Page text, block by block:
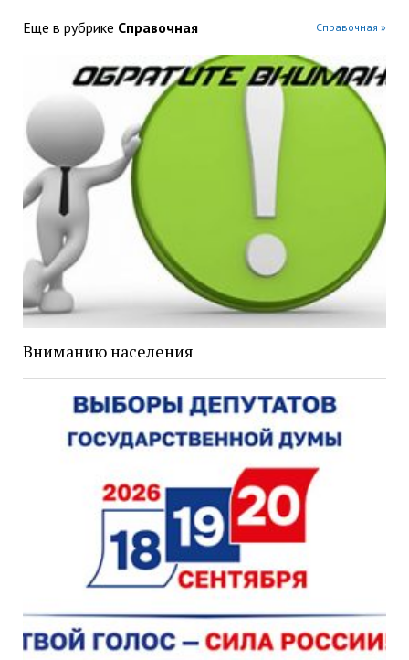
Еще в рубрике Справочная Справочная »
Вниманию населения